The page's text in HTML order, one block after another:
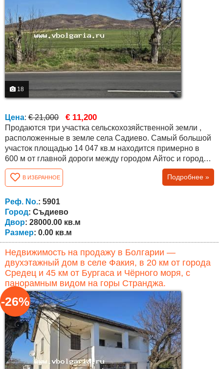
18
Цена: € 21,000 € 11,200
Продаются три участка сельскохозяйственной земли ,
расположенные в земле села Садиево. Самый большой
участок площадью 14 047 кв.м находится примерно в
600 м от главной дороги между городом Айтос и городом
Бургас. Примерно в 200 м от него расположены ещё два
соседних участка площадью 6 580 кв.м и 7 339 кв.м
соответственно. Общая площадь трёх участков
составляет около 28 декаров. Участки имеют открытую
панораму на окружающие...
В ИЗБРАННОЕ Подробнее »
Реф. No.: 5901
Город: Съдиево
Двор: 28000.00 кв.м
Размер: 0.00 кв.м
Недвижимость на продажу в Болгарии —
двухэтажный дом в селе Факия, в 20 км от города
Средец и 45 км от Бургаса и Чёрного моря, с
панорамным видом на горы Странджа.
-26%